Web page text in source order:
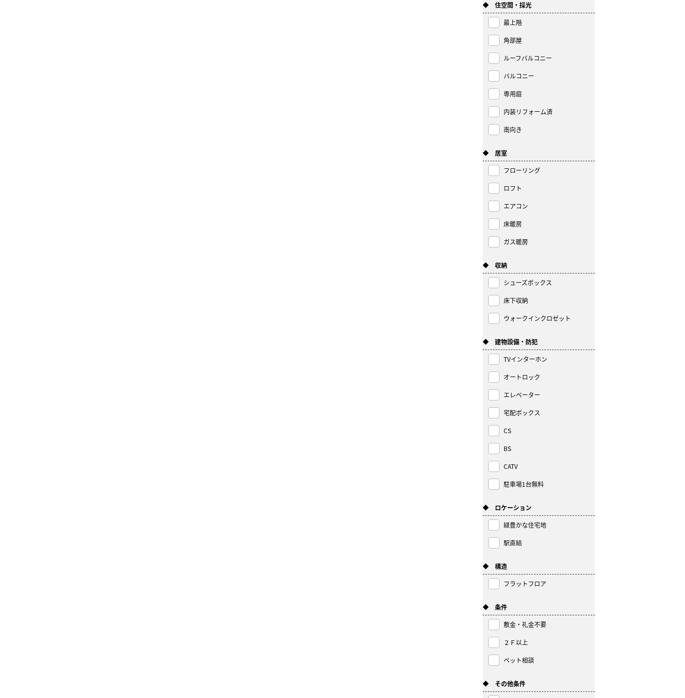
◆ 住空間・採光
最上階
角部屋
ルーフバルコニー
バルコニー
専用庭
内装リフォーム済
南向き
◆ 居室
フローリング
ロフト
エアコン
床暖房
ガス暖房
◆ 収納
シューズボックス
床下収納
ウォークインクロゼット
◆ 建物設備・防犯
TVインターホン
オートロック
エレベーター
宅配ボックス
CS
BS
CATV
駐車場1台無料
◆ ロケーション
緑豊かな住宅地
駅直結
◆ 構造
フラットフロア
◆ 条件
敷金・礼金不要
２Ｆ以上
ペット相談
◆ その他条件